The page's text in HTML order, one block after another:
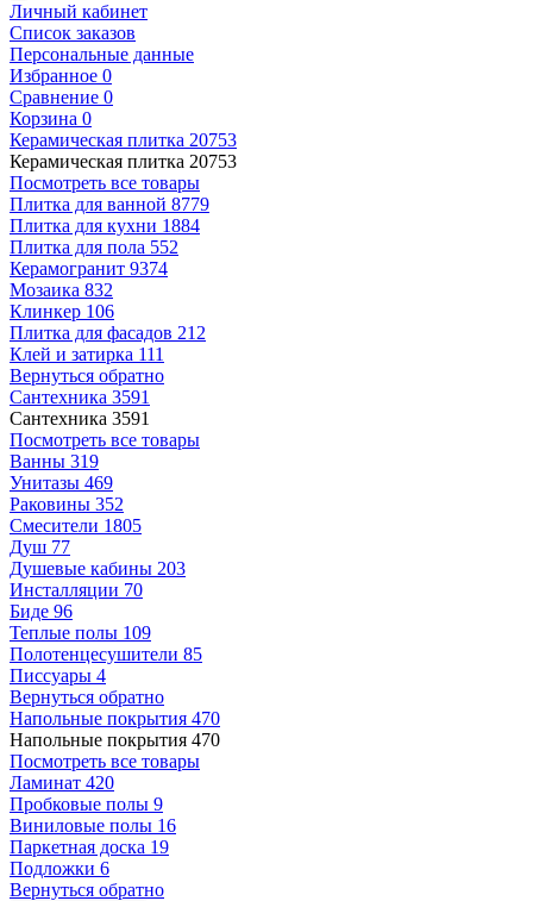
Личный кабинет
Список заказов
Персональные данные
Избранное 0
Сравнение 0
Корзина 0
Керамическая плитка 20753
Керамическая плитка 20753
Посмотреть все товары
Плитка для ванной 8779
Плитка для кухни 1884
Плитка для пола 552
Керамогранит 9374
Мозаика 832
Клинкер 106
Плитка для фасадов 212
Клей и затирка 111
Вернуться обратно
Сантехника 3591
Сантехника 3591
Посмотреть все товары
Ванны 319
Унитазы 469
Раковины 352
Смесители 1805
Душ 77
Душевые кабины 203
Инсталляции 70
Биде 96
Теплые полы 109
Полотенцесушители 85
Писсуары 4
Вернуться обратно
Напольные покрытия 470
Напольные покрытия 470
Посмотреть все товары
Ламинат 420
Пробковые полы 9
Виниловые полы 16
Паркетная доска 19
Подложки 6
Вернуться обратно